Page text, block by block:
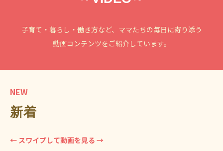
子育て・暮らし・働き方など、ママたちの毎日に寄り添う
動画コンテンツをご紹介しています。
NEW
新着
← スワイプして動画を見る →